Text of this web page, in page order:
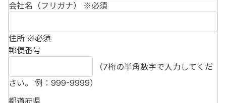
会社名（フリガナ） ※必須
住所 ※必須
郵便番号
（7桁の半角数字で入力してくだ
さい。 例：999-9999）
都道府県